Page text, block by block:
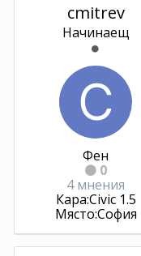
cmitrev
Начинаещ
Фен
0
4 мнения
Кара:Civic 1.5
Място:София